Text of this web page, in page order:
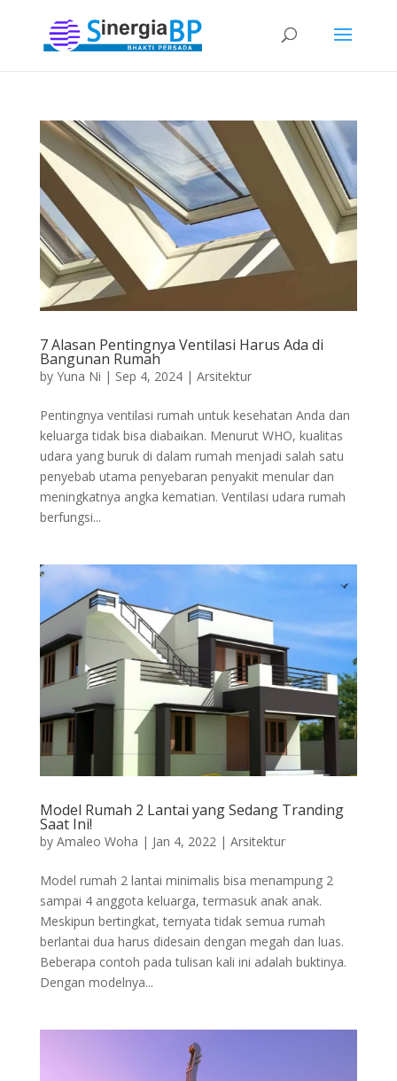
7 Alasan Pentingnya Ventilasi Harus Ada di
Bangunan Rumah
by Yuna Ni | Sep 4, 2024| Arsitektur
Pentingnya ventilasi rumah untuk kesehatan Anda dan
keluarga tidak bisa diabaikan. Menurut WHO, kualitas
udara yang buruk di dalam rumah menjadi salah satu
penyebab utama penyebaran penyakit menular dan
meningkatnya angka kematian. Ventilasi udara rumah
berfungsi...
Model Rumah 2 Lantai yang Sedang Tranding
Saat Ini!
by Amaleo Woha | Jan 4, 2022 | Arsitektur
Model rumah 2 lantai minimalis bisa menampung 2
sampai 4 anggota keluarga, termasuk anak anak.
Meskipun bertingkat, ternyata tidak semua rumah
berlantai dua harus didesain dengan megah dan luas.
Beberapa contoh pada tulisan kali ini adalah buktinya.
Dengan modelnya...